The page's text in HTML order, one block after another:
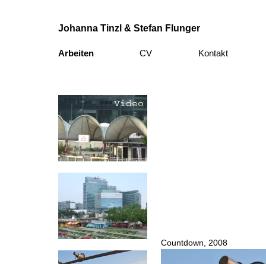
Johanna Tinzl & Stefan Flunger
Arbeiten CV Kontakt
Countdown, 2008